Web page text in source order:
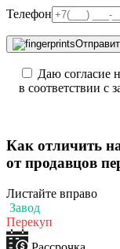
Телефон
Даю согласие
в соответствии с
Как отличить
от продавцов
Листайте вправо
Завод
Перекуп